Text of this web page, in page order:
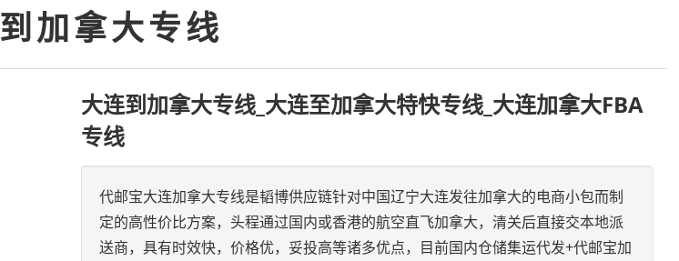
到加拿大专线
大连到加拿大专线_大连至加拿大特快专线_大连加拿大FBA
专线
代邮宝大连加拿大专线是韬博供应链针对中国辽宁大连发往加拿大的电商小包而制
定的高性价比方案，头程通过国内或香港的航空直飞加拿大，清关后直接交本地派
送商，具有时效快，价格优，妥投高等诸多优点，目前国内仓储集运代发+代邮宝加